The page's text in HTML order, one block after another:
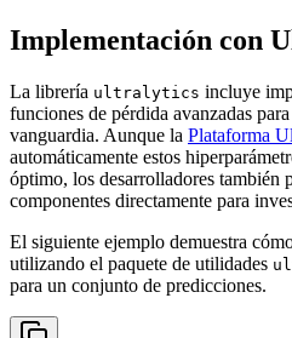
Implementación con
La librería ultralytics incluye
funciones de pérdida avanzadas
vanguardia. Aunque la Plataforma
automáticamente estos
óptimo, los desarrolladores también
componentes directamente para
El siguiente ejemplo demuestra
utilizando el paquete de utilidades
para un conjunto de predicciones.